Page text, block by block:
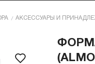
АКСЕССУАРЫ И